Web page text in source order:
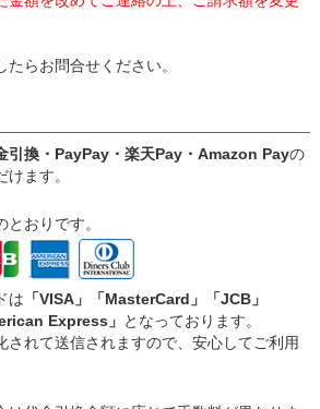
らお問合せください。
引換・PayPay・楽天Pay・Amazon Payの
ます。
おりです。
は 「VISA」「MasterCard」「JCB」
Express」 となっております。
されて送信されますので、安心してご利用